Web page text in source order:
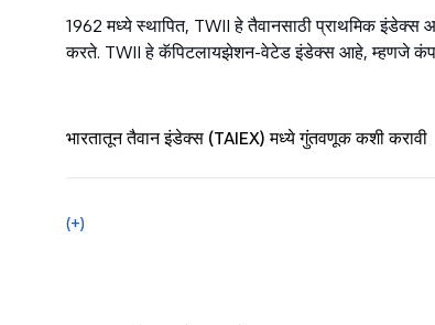
1962 मध्ये स्थापित, TWII हे तैवानसाठी प्राथमिक इंडेक्स
करते. TWII हे कॅपिटलायझेशन-वेटेड इंडेक्स आहे, म्हणजे
भारतातून तैवान इंडेक्स (TAIEX) मध्ये गुंतवणूक कशी करावी
(+)